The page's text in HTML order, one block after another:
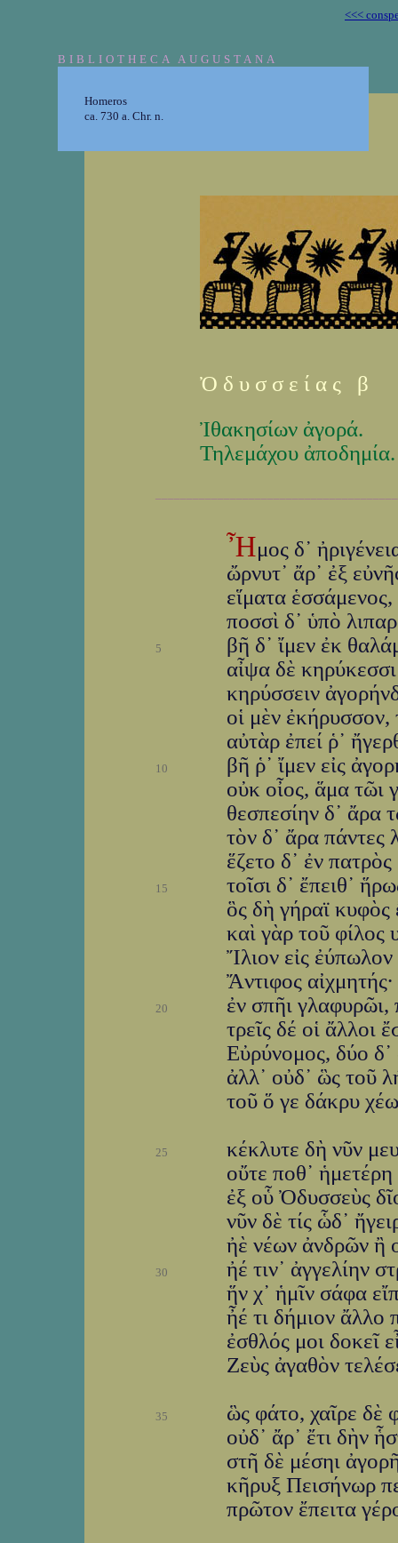
<<<
BIBLIOTHECA AUGUSTANA
Homeros
ca. 730 a. Chr. n.
Ὀ δ υ σ σ ε ί α ς β
Ἰθακησίων ἀγορά.
Τηλεμάχου ἀποδημία.
Ἦμος δ᾽
ὤρνυτ᾽ ἄρ᾽ ἐξ
εἵματα
ποσσὶ δ᾽ ὑπὸ
5
βῆ δ᾽ ἴμεν ἐκ
αἶψα δὲ
κηρύσσειν
οἱ μὲν ἐκήρυσσον,
αὐτὰρ ἐπεί ῥ᾽
10
βῆ ῥ᾽ ἴμεν εἰς
οὐκ οἶος, ἅμα τῶι
θεσπεσίην δ᾽ ἄρα
τὸν δ᾽ ἄρα πάντες
ἕζετο δ᾽ ἐν
15
τοῖσι δ᾽ ἔπειθ᾽
ὃς δὴ γήραϊ κυφὸς
καὶ γὰρ τοῦ φίλος
Ἴλιον εἰς ἐύπωλον
Ἄντιφος
20
ἐν σπῆι
τρεῖς δέ οἱ ἄλλοι
Εὐρύνομος, δύο δ᾽
ἀλλ᾽ οὐδ᾽ ὣς τοῦ
τοῦ ὅ γε δάκρυ
25
κέκλυτε δὴ νῦν
οὔτε ποθ᾽
ἐξ οὗ Ὀδυσσεὺς
νῦν δὲ τίς ὧδ᾽
ἠὲ νέων ἀνδρῶν ἢ
30
ἠέ τιν᾽ ἀγγελίην
ἥν χ᾽ ἡμῖν σάφα
ἦέ τι δήμιον ἄλλο
ἐσθλός μοι δοκεῖ
Ζεὺς ἀγαθὸν
35
ὣς φάτο, χαῖρε δὲ
οὐδ᾽ ἄρ᾽ ἔτι δὴν
στῆ δὲ μέσηι
κῆρυξ Πεισήνωρ
πρῶτον ἔπειτα